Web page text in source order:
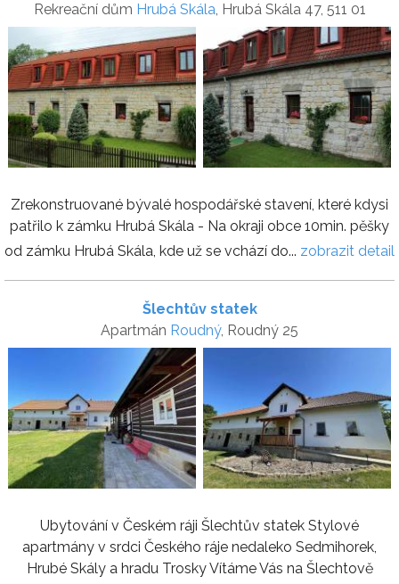
Rekreační dům Hrubá Skála, Hrubá Skála 47, 511 01
Zrekonstruované bývalé hospodářské stavení, které kdysi
patřilo k zámku Hrubá Skála - Na okraji obce 10min. pěšky
od zámku Hrubá Skála, kde už se vchází do... zobrazit detail
Šlechtův statek
Apartmán Roudný, Roudný 25
Ubytování v Českém ráji Šlechtův statek Stylové
apartmány v srdci Českého ráje nedaleko Sedmihorek,
Hrubé Skály a hradu Trosky Vítáme Vás na Šlechtově